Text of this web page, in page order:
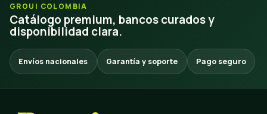
GROUI COLOMBIA
Catálogo premium, bancos curados y
disponibilidad clara.
Envíos nacionales Garantía y soporte Pago seguro